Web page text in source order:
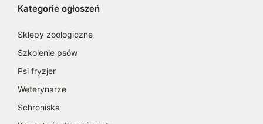
Kategorie ogłoszeń
Sklepy zoologiczne
Szkolenie psów
Psi fryzjer
Weterynarze
Schroniska